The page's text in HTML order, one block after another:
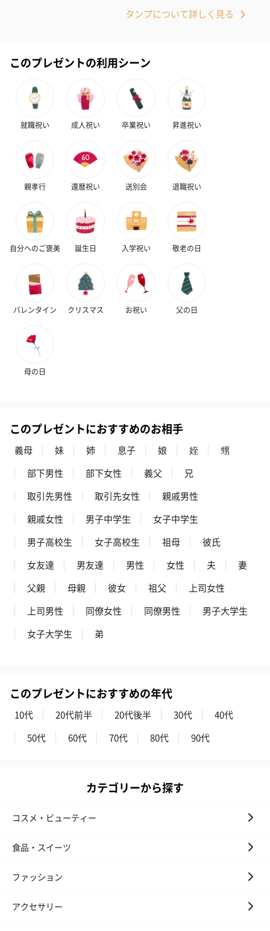
のオイル漬（981円）
のオイル漬（塩麹&レモ
ン）（981円）
タンプについて詳しく見る
このプレゼントの利用シーン
就職祝い 成人祝い 卒業祝い 昇進祝い
親孝行 還暦祝い 送別会 退職祝い
自分へのご褒美 誕生日 入学祝い 敬老の日
バレンタイン クリスマス お祝い 父の日
母の日
このプレゼントにおすすめのお相手
義母 妹 姉 息子 娘 姪
甥
部下男性
部下女性 義父
兄
取引先男性
取引先女性
親戚男性
親戚女性
男子中学生
女子中学生
男子高校生
女子高校生 祖母
彼氏
女友達
男友達 男性 女性 夫
妻
父親
母親 彼女 祖父
上司女性
上司男性
同僚女性 同僚男性
男子大学生
女子大学生
弟
このプレゼントにおすすめの年代
10代 20代前半 20代後半 30代
40代
50代
60代 70代 80代 90代
カテゴリーから探す
コスメ・ビューティー
食品・スイーツ
ファッション
アクセサリー